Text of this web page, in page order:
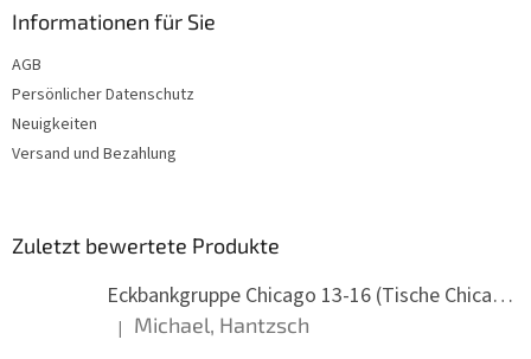
Informationen für Sie
AGB
Persönlicher Datenschutz
Neuigkeiten
Versand und Bezahlung
Zuletzt bewertete Produkte
Eckbankgruppe Chicago 13-16 (Tische Chicago)
Die Produktbewertung beträgt 5 von 5 Sternen.
| Michael, Hantzsch